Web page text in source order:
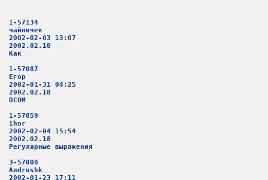
1-57134
чайничек
2002-02-03 13:07
2002.02.18
Как
1-57087
Егор
2002-01-31 04:25
2002.02.18
DCOM
1-57059
Ihor
2002-02-04 15:54
2002.02.18
Регулярные выражения
3-57008
Andrushk
2002-01-23 17:11